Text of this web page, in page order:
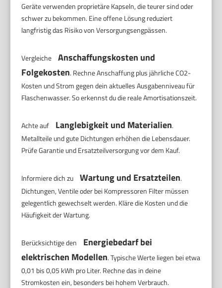
Geräte verwenden proprietäre Kapseln, die teurer sind oder
schwer zu bekommen. Eine offene Lösung reduziert
langfristig das Risiko von Versorgungsengpässen.
Vergleiche
Anschaffungskosten und
Folgekosten. Rechne Anschaffung plus jährliche CO2-
Kosten und Strom gegen dein aktuelles Ausgabenniveau für
Flaschenwasser. So erkennst du die reale Amortisationszeit.
Achte auf Langlebigkeit und Materialien.
Metallteile und gute Dichtungen erhöhen die Lebensdauer.
Prüfe Garantie und Ersatzteilversorgung vor dem Kauf.
Informiere dich zu Wartung und Ersatzteilen.
Dichtungen, Ventile oder bei Kompressoren Filter müssen
gelegentlich gewechselt werden. Kläre die Kosten und die
Häufigkeit der Wartung.
Berücksichtige den
Energiebedarf bei
elektrischen Modellen. Typische Werte liegen bei etwa
0,01 bis 0,05 kWh pro Liter. Rechne das in deine
Stromkosten ein, besonders bei hohem Verbrauch.